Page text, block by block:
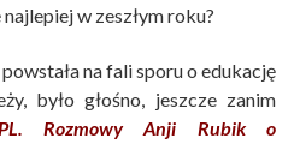
w zeszłym roku?
na fali sporu o edukację
było głośno, jeszcze zanim
Rozmowy Anji Rubik o